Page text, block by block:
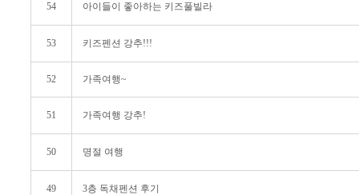
54 아이들이 좋아하는 키즈풀빌라
53 키즈펜션 강추!!!
52 가족여행~
51 가족여행 강추!
50 명절 여행
49 3층 독채펜션 후기